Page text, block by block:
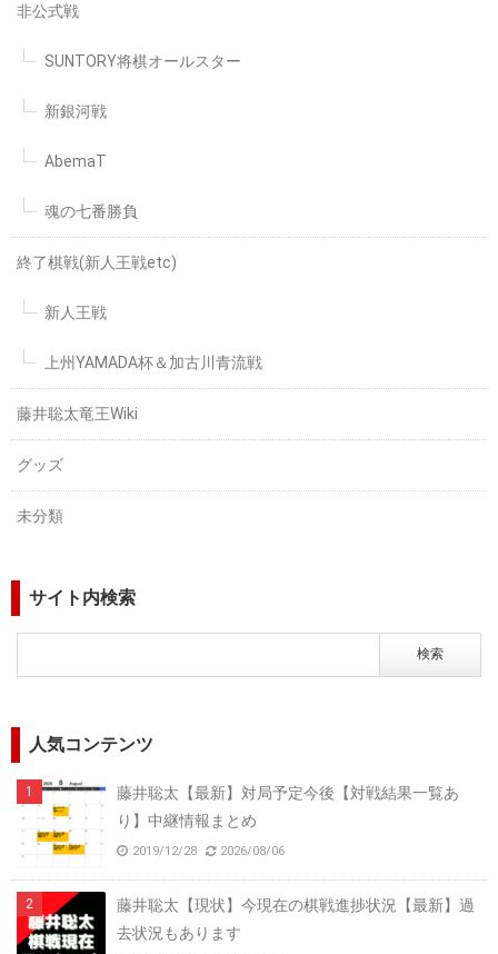
非公式戦
SUNTORY将棋オールスター
新銀河戦
AbemaT
魂の七番勝負
終了棋戦(新人王戦etc)
新人王戦
上州YAMADA杯＆加古川青流戦
藤井聡太竜王Wiki
グッズ
未分類
サイト内検索
人気コンテンツ
藤井聡太【最新】対局予定今後【対戦結果一覧あ
り】中継情報まとめ
2019/12/28 2026/08/06
藤井聡太【現状】今現在の棋戦進捗状況【最新】過
去状況もあります